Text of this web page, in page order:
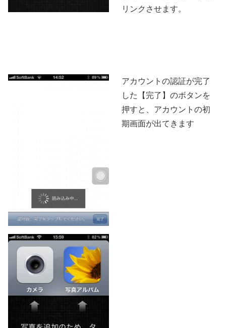
リンクさせます。
アカウントの認証が完了
した【完了】のボタンを
押すと、アカウントの初
期画面が出てきます